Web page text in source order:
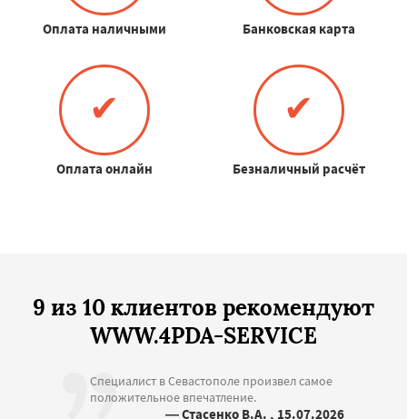
Оплата наличными Банковская карта
✔
Оплата онлайн
✔
Безналичный расчёт
9 из 10 клиентов рекомендуют
WWW.4PDA-SERVICE
Специалист в Севастополе произвел самое
положительное впечатление.
— Стасенко В.А. , 15.07.2026